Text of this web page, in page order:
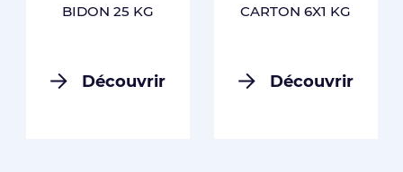
BIDON 25 KG
Découvrir
CARTON 6X1 KG
Découvrir